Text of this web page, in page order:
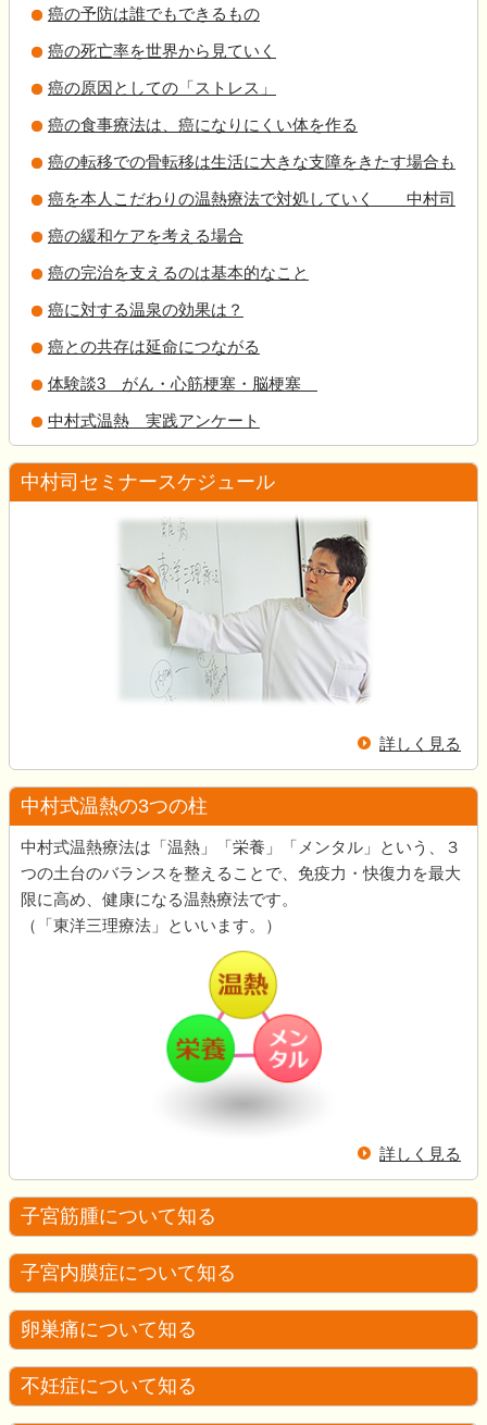
癌の予防は誰でもできるもの
癌の死亡率を世界から見ていく
癌の原因としての「ストレス」
癌の食事療法は、癌になりにくい体を作る
癌の転移での骨転移は生活に大きな支障をきたす場合も
癌を本人こだわりの温熱療法で対処していく 中村司
癌の緩和ケアを考える場合
癌の完治を支えるのは基本的なこと
癌に対する温泉の効果は？
癌との共存は延命につながる
体験談3 がん・心筋梗塞・脳梗塞
中村式温熱 実践アンケート
中村司セミナースケジュール
詳しく見る
中村式温熱の3つの柱
中村式温熱療法は「温熱」「栄養」「メンタル」という、３
つの土台のバランスを整えることで、免疫力・快復力を最大
限に高め、健康になる温熱療法です。
（「東洋三理療法」といいます。）
詳しく見る
子宮筋腫について知る
子宮内膜症について知る
卵巣痛について知る
不妊症について知る